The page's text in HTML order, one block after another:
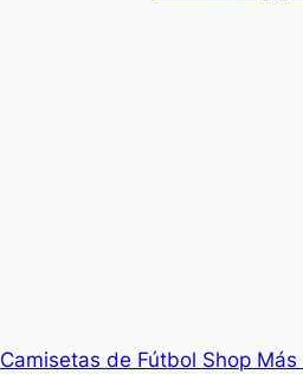
Camisetas de Fútbol Shop Más